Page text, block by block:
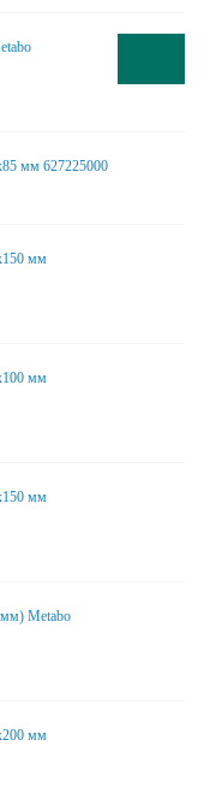
мм 627225000
мм
мм
мм
мм) Metabo
мм